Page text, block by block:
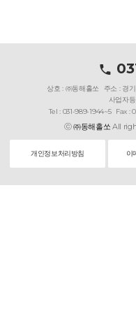
상호 : ㈜동해홀쏘 주소 : 경
사업자
Tel : 031-989-1944~5 Fax :
ⓒ㈜동해홀쏘 All
개인정보처리방침 이